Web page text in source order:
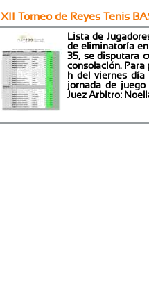
XII Torneo de Reyes Tenis
Lista de
de eliminatoría
35, se disputara
consolación. Para
h del viernes día
jornada de
Juez Arbitro: